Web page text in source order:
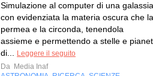
Simulazione al computer di una galassia
con evidenziata la materia oscura che la
permea e la circonda, tenendola
assieme e permettendo a stelle e
di...
Leggere il seguito
Da Media Inaf